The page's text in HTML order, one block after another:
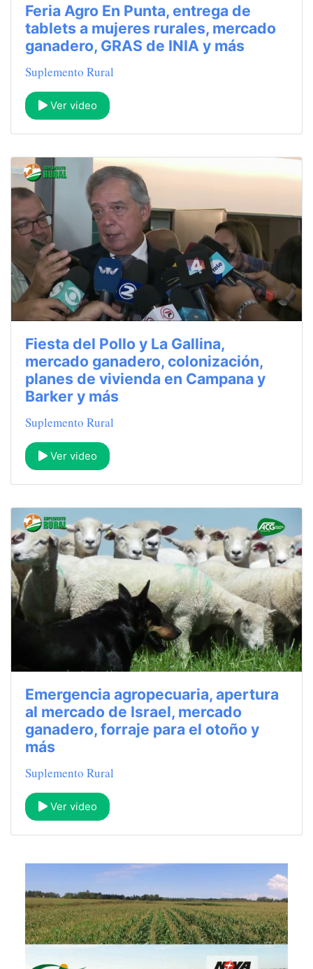
Feria Agro En Punta, entrega de
tablets a mujeres rurales, mercado
ganadero, GRAS de INIA y más
Suplemento Rural
Ver video
Fiesta del Pollo y La Gallina,
mercado ganadero, colonización,
planes de vivienda en Campana y
Barker y más
Suplemento Rural
Ver video
Emergencia agropecuaria, apertura
al mercado de Israel, mercado
ganadero, forraje para el otoño y
más
Suplemento Rural
Ver video